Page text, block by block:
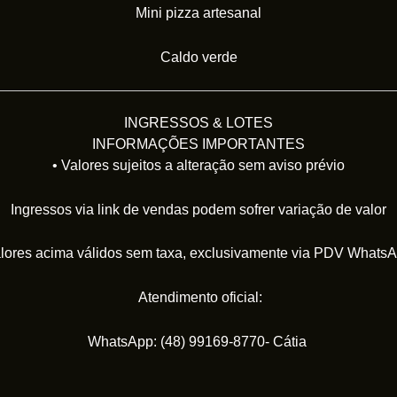
Mini pizza artesanal
Caldo verde
INGRESSOS & LOTES
INFORMAÇÕES IMPORTANTES
• Valores sujeitos a alteração sem aviso prévio
Ingressos via link de vendas podem sofrer variação de valor
acima válidos sem taxa, exclusivamente via PDV
Atendimento oficial:
WhatsApp: (48) 99169-8770- Cátia